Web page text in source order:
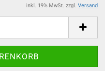
inkl. 19% MwSt. zzgl. Versand